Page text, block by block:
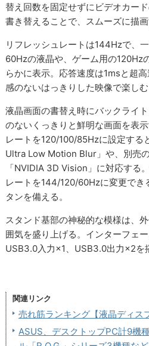
替え回数を固定せずにビデオカー
書き替えることで、スムーズに描画
リフレッシュレートは144Hzで、
60Hzの液晶や、ゲーム用の120Hz
らかに表示。応答速度は1msと超
感のないはっきりした映像で楽しむ
液晶画面の書替え時にバックライ
のないくっきりと鮮明な画面を表
レートを120/100/85Hzに設定する
Ultra Low Motion Blur」や、別売
「NVIDIA 3D Vision」に対応する
レートを144/120/60Hzに変更でき
タンを備える。
スタンド基部の神秘的な模様は、
囲気を盛り上げる。インターフェ
USB3.0入力×1、USB3.0出力×2を
関連リンク
売れ筋ランキング【液晶ディス
ASUS、デスクトップPC計9機